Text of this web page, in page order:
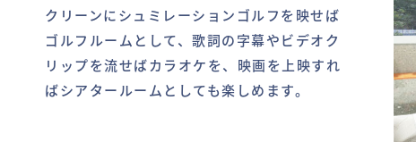
クリーンにシュミレーションゴルフを映せば
ゴルフルームとして、歌詞の字幕やビデオク
リップを流せばカラオケを、映画を上映すれ
ばシアタールームとしても楽しめます。